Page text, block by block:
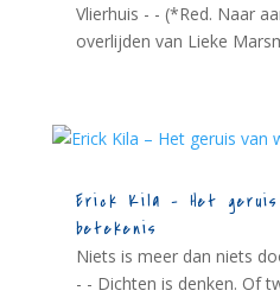
Vlierhuis - - (*Red. Naar
overlijden van Lieke
Erick Kila – Het
betekenis
Niets is meer dan niets
- - Dichten is denken. Of